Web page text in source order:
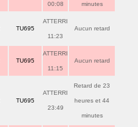
00:08 minutes
TU695
ATTERRI
11:23
Aucun retard
TU695
ATTERRI
11:15
Aucun retard
TU695
ATTERRI
23:49
Retard de 23
heures et 44
minutes